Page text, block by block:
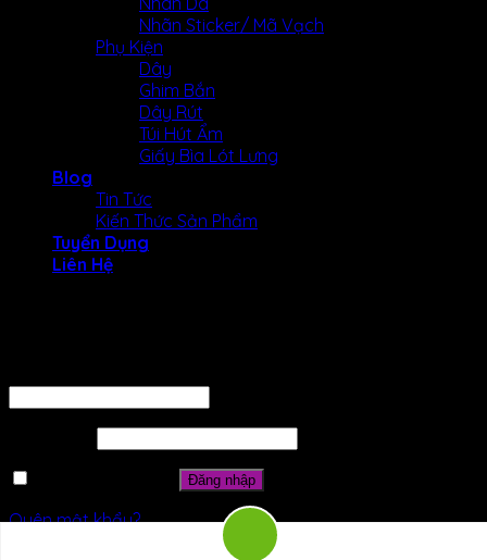
Nhãn Sticker/ Mã Vạch
Phụ Kiện
Dây
Ghim Bắn
Dây Rút
Túi Hút Ẩm
Giấy Bìa Lót Lưng
Blog
Tin Tức
Kiến Thức Sản Phẩm
Tuyển Dụng
Liên Hệ
Đăng nhập
Quên mật khẩu?